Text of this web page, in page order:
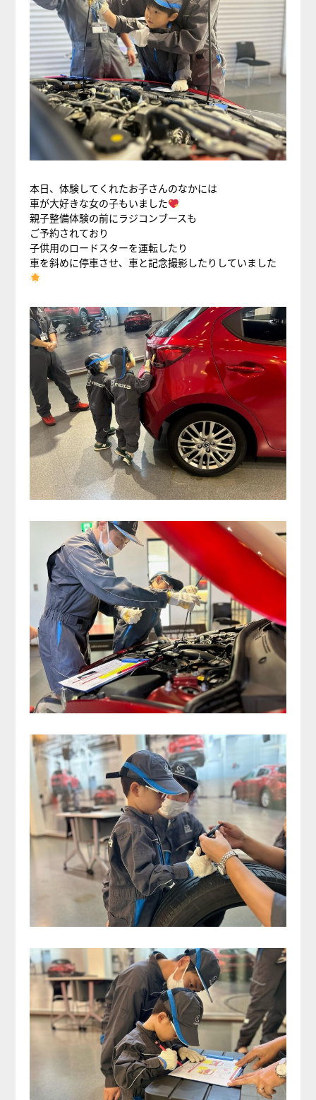
本日、体験してくれたお子さんのなかには
車が大好きな女の子もいました
親子整備体験の前にラジコンブースも
ご予約されており
子供用のロードスターを運転したり
車を斜めに停車させ、車と記念撮影したりしていました